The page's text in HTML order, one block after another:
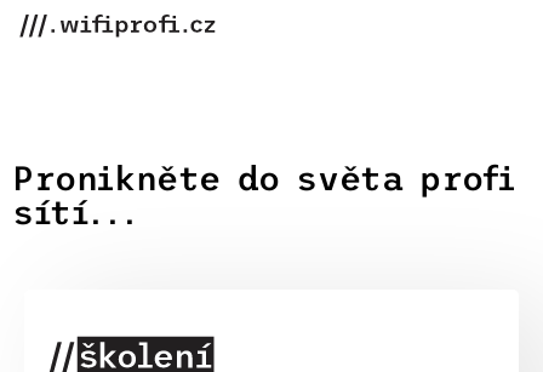
Pronikněte do světa profi
sítí...